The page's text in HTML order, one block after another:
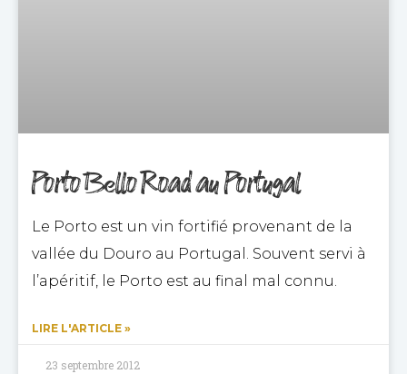
Porto Bello Road au Portugal
Le Porto est un vin fortifié provenant de la
vallée du Douro au Portugal. Souvent servi à
l’apéritif, le Porto est au final mal connu.
LIRE L'ARTICLE »
23 septembre 2012